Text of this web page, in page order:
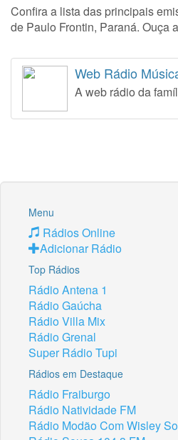
Confira a lista das principais
de Paulo Frontin, Paraná. Ouça
Web Rádio
A web rádio da
Menu
Rádios Online
Adicionar Rádio
Top Rádios
Rádio Antena 1
Rádio Gaúcha
Rádio Villa Mix
Rádio Grenal
Super Rádio Tupi
Rádios em Destaque
Rádio Fraiburgo
Rádio Natividade FM
Rádio Modão Com Wisley